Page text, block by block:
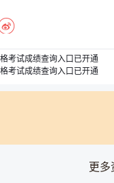
考试成绩查询入口已开通
考试成绩查询入口已开通
更多